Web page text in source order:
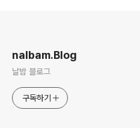
nalbam.Blog
날밤 블로그
구독하기